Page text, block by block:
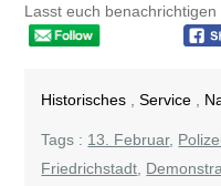
Lasst euch
Historisches ,Service ,
Tags : 13. Februar,
Friedrichstadt,